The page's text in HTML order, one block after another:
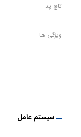
تاچ پد
ویژگی ها
سیستم عامل